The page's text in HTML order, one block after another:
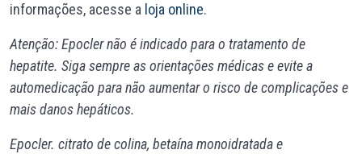
informações, acesse a loja online.
Atenção: Epocler não é indicado para o tratamento de
hepatite. Siga sempre as orientações médicas e evite a
automedicação para não aumentar o risco de complicações e
mais danos hepáticos.
Epocler. citrato de colina, betaína monoidratada e